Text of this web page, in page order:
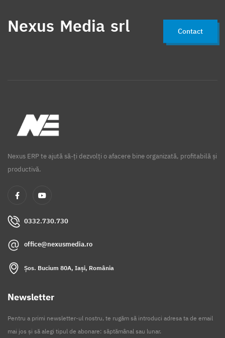
Nexus Media srl Contact
Nexus ERP te ajută să-ți dezvolți o afacere bine organizată, profitabilă și
productivă.
0332.730.730
office@nexusmedia.ro
Șos. Bucium 80A, Iași, România
Newsletter
Pentru a primi newsletter-ul nostru, te rugăm să introduci adresa ta de email
mai jos și să alegi tipul de abonare: săptămânal sau lunar.